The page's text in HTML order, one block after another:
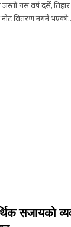
यस वर्ष दसैँ, तिहार
वितरण नगर्ने
सजायको